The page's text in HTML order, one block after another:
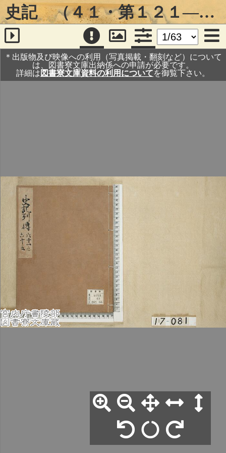
史記 （４１・第１２１―１２５）
＊出版物及び映像への利用（写真掲載・翻刻など）について
は、図書寮文庫出納係への申請が必要です。
詳細は 図書寮文庫資料の利用についてを御覧下さい。